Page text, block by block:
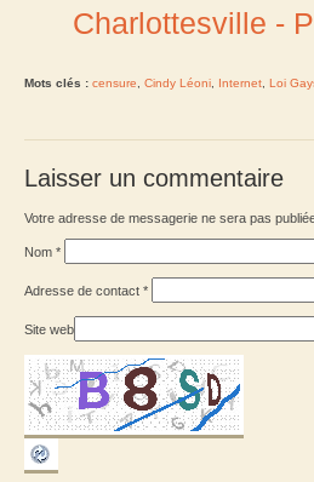
Charlottesville -
Mots clés : censure Cindy Léoni Internet Loi
Laisser un commentaire
Votre adresse de messagerie ne sera pas
Nom *
Adresse de contact *
Site web